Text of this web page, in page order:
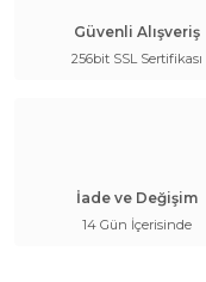
Güvenli Alışveriş
256bit SSL Sertifikası
İade ve Değişim
14 Gün İçerisinde